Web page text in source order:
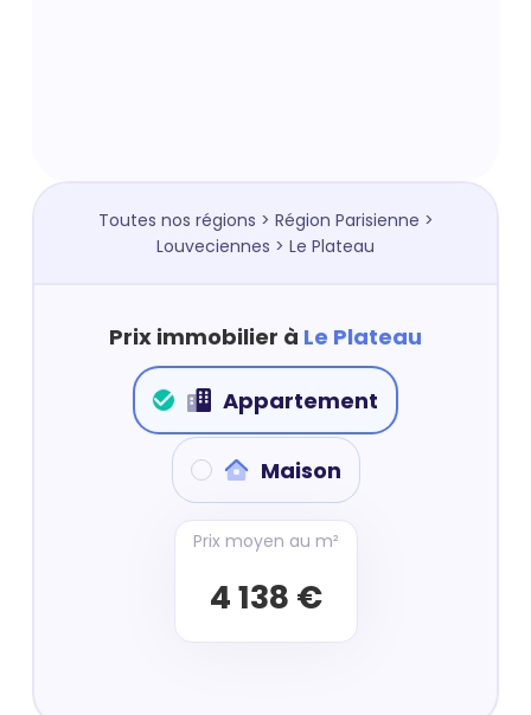
Toutes nos régions > Région Parisienne >
Louveciennes > Le Plateau
Prix immobilier à Le Plateau
Appartement
Maison
Prix moyen au m²
4 138 €